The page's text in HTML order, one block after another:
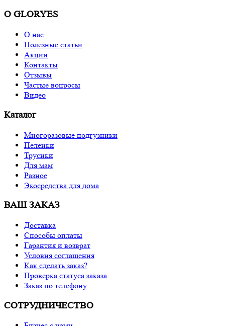
О GLORYES
О нас
Полезные статьи
Акции
Контакты
Отзывы
Частые вопросы
Видео
Каталог
Многоразовые подгузники
Пеленки
Трусики
Для мам
Разное
Экосредства для дома
ВАШ ЗАКАЗ
Доставка
Способы оплаты
Гарантия и возврат
Условия соглашения
Как сделать заказ?
Проверка статуса заказа
Заказ по телефону
СОТРУДНИЧЕСТВО